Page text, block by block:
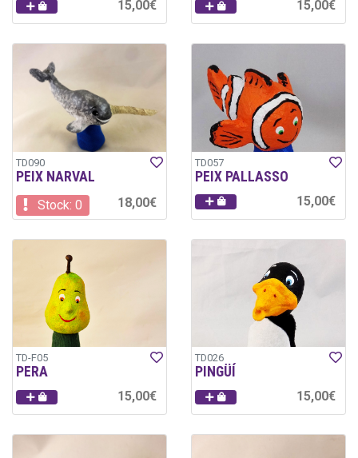
15,00€ 15,00€
TD090
PEIX NARVAL
Stock: 0 18,00€
TD057
PEIX PALLASSO
15,00€
TD-F05
PERA
15,00€
TD026
PINGÜÍ
15,00€